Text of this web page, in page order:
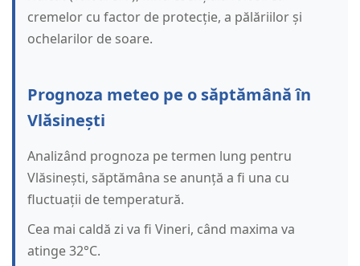
cremelor cu factor de protecție, a pălăriilor și
ochelarilor de soare.
Prognoza meteo pe o săptămână în
Vlăsinești
Analizând prognoza pe termen lung pentru
Vlăsinești, săptămâna se anunță a fi una cu
fluctuații de temperatură.
Cea mai caldă zi va fi Vineri, când maxima va
atinge 32°C.